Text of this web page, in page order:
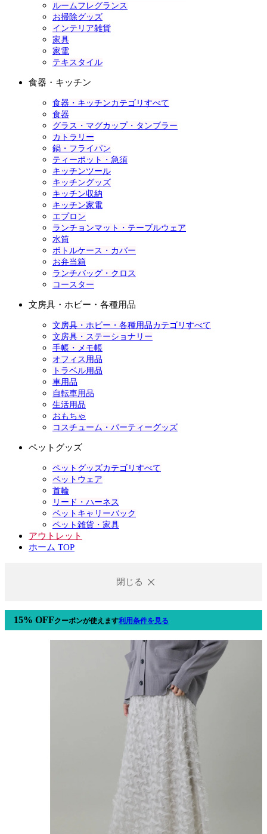
ルームフレグランス
お掃除グッズ
インテリア雑貨
家具
家電
テキスタイル
食器・キッチン
食器・キッチンカテゴリすべて
食器
グラス・マグカップ・タンブラー
カトラリー
鍋・フライパン
ティーポット・急須
キッチンツール
キッチングッズ
キッチン収納
キッチン家電
エプロン
ランチョンマット・テーブルウェア
水筒
ボトルケース・カバー
お弁当箱
ランチバッグ・クロス
コースター
文房具・ホビー・各種用品
文房具・ホビー・各種用品カテゴリすべて
文房具・ステーショナリー
手帳・メモ帳
オフィス用品
トラベル用品
車用品
自転車用品
生活用品
おもちゃ
コスチューム・パーティーグッズ
ペットグッズ
ペットグッズカテゴリすべて
ペットウェア
首輪
リード・ハーネス
ペットキャリーバック
ペット雑貨・家具
アウトレット
ホーム TOP
閉じる
15% OFFクーポンが使えます利用条件を見る